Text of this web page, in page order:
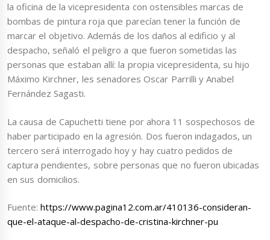
la oficina de la vicepresidenta con ostensibles marcas de
bombas de pintura roja que parecían tener la función de
marcar el objetivo. Además de los daños al edificio y al
despacho, señaló el peligro a que fueron sometidas las
personas que estaban allí: la propia vicepresidenta, su hijo
Máximo Kirchner, les senadores Oscar Parrilli y Anabel
Fernández Sagasti.
La causa de Capuchetti tiene por ahora 11 sospechosos de
haber participado en la agresión. Dos fueron indagados, un
tercero será interrogado hoy y hay cuatro pedidos de
captura pendientes, sobre personas que no fueron ubicadas
en sus domicilios.
Fuente:https://www.pagina12.com.ar/410136-consideran-
que-el-ataque-al-despacho-de-cristina-kirchner-pu